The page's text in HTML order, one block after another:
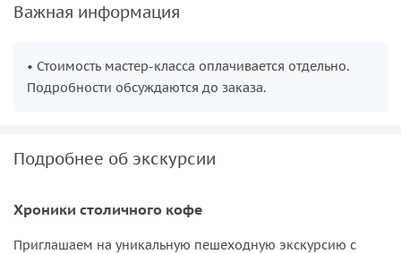
Важная информация
• Стоимость мастер-класса оплачивается отдельно.
Подробности обсуждаются до заказа.
Подробнее об экскурсии
Хроники столичного кофе
Приглашаем на уникальную пешеходную экскурсию с